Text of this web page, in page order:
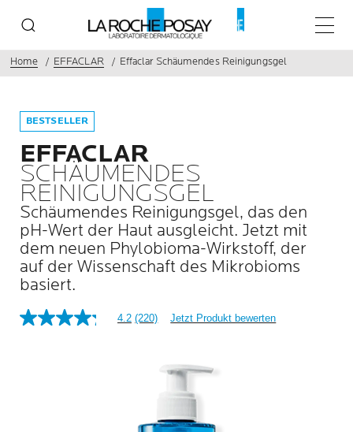
Home EFFACLAR Effaclar Schäumendes Reinigungsgel
BESTSELLER
EFFACLAR
SCHÄUMENDES
REINIGUNGSGEL
Schäumendes Reinigungsgel, das den
pH-Wert der Haut ausgleicht. Jetzt mit
dem neuen Phylobioma-Wirkstoff, der
auf der Wissenschaft des Mikrobioms
basiert.
4.2 (220) Jetzt Produkt bewerten